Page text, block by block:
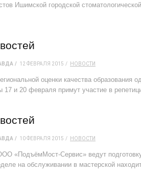
Ишимской городской
12 ФЕВРАЛЯ 2015 НОВОСТИ
оценки качества образования
17 и 20 февраля примут участие в
10 ФЕВРАЛЯ 2015 НОВОСТИ
«ПодъёмМост-Сервис» ведут
на обслуживании в мастерской